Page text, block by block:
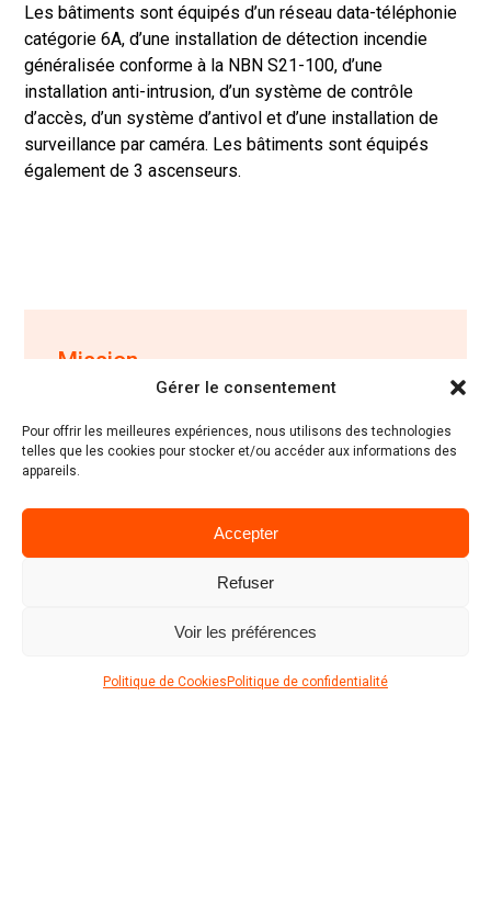
Gérer le consentement
Pour offrir les meilleures expériences, nous utilisons des technologies
telles que les cookies pour stocker et/ou accéder aux informations des
appareils.
Accepter
Refuser
Voir les préférences
Politique de Cookies Politique de confidentialité
Les bâtiments sont équipés d’un réseau data-téléphonie
catégorie 6A, d’une installation de détection incendie
généralisée conforme à la NBN S21-100, d’une
installation anti-intrusion, d’un système de contrôle
d’accès, d’un système d’antivol et d’une installation de
surveillance par caméra. Les bâtiments sont équipés
également de 3 ascenseurs.
Mission
spéciales
Université de Mons
François et Atelier de l'Arbre d'Or
Entreprise générale
ACH